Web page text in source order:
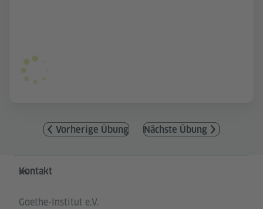
Vorherige Übung Nächste Übung
Service- und Informationsbereich
Kontakt
Goethe-Institut e.V.